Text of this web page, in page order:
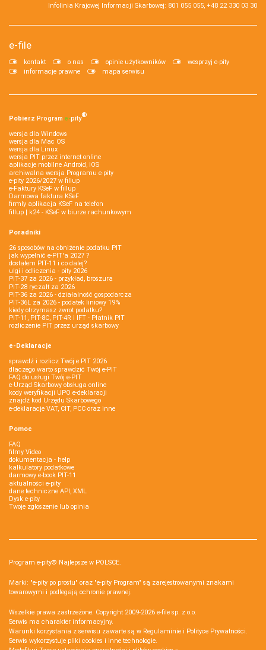
Infolinia Krajowej Informacji Skarbowej: 801 055 055, +48 22 330 03 30
e-file
kontakt o nas opinie użytkowników
wesprzyj e-pity
informacje prawne
mapa serwisu
Pobierz Program e‑pity®
wersja dla Windows
wersja dla Mac OS
wersja dla Linux
wersja PIT przez internet online
aplikacje mobilne Android, iOS
archiwalna wersja Programu e-pity
e-pity 2026/2027 w fillup
e‑Faktury KSeF w fillup
Darmowa faktura KSeF
firmly aplikacja KSeF na telefon
fillup | k24 - KSeF w biurze rachunkowym
Poradniki
26 sposobów na obniżenie podatku PIT
jak wypełnić e-PIT'a 2027 ?
dostałem PIT-11 i co dalej?
ulgi i odliczenia - pity 2026
PIT-37 za 2026 - przykład, broszura
PIT-28 ryczałt za 2026
PIT-36 za 2026 - działalność gospodarcza
PIT-36L za 2026 - podatek liniowy 19%
kiedy otrzymasz zwrot podatku?
PIT-11, PIT-8C, PIT-4R i IFT - Płatnik PIT
rozliczenie PIT przez urząd skarbowy
e-Deklaracje
sprawdź i rozlicz Twój e PIT 2026
dlaczego warto sprawdzić Twój e-PIT
FAQ do usługi Twój e-PIT
e-Urząd Skarbowy obsługa online
kody weryfikacji UPO e-deklaracji
znajdź kod Urzędu Skarbowego
e-deklaracje VAT, CIT, PCC oraz inne
Pomoc
FAQ
filmy Video
dokumentacja - help
kalkulatory podatkowe
darmowy e-book PIT-11
aktualności e-pity
dane techniczne API, XML
Dysk e-pity
Twoje zgłoszenie lub opinia
Program e-pity® Najlepsze w POLSCE.
Marki: "e-pity po prostu" oraz "e-pity Program" są zarejestrowanymi znakami
towarowymi i podlegają ochronie prawnej.
Wszelkie prawa zastrzeżone. Copyright 2009-2026 e-file sp. z o.o.
Serwis ma charakter informacyjny.
Warunki korzystania z serwisu zawarte są w Regulaminie i Polityce Prywatności.
Serwis wykorzystuje pliki cookies i inne technologie.